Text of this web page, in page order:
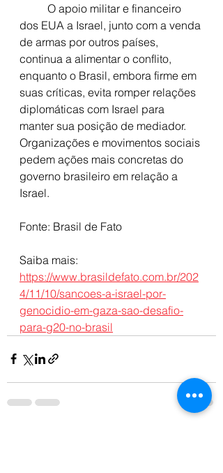
dos EUA a Israel, junto com a venda
de armas por outros países,
continua a alimentar o conflito,
enquanto o Brasil, embora firme em
suas críticas, evita romper relações
diplomáticas com Israel para
manter sua posição de mediador.
Organizações e movimentos sociais
pedem ações mais concretas do
governo brasileiro em relação a
Israel.
Fonte: Brasil de Fato
Saiba mais:
https://www.brasildefato.com.br/202
4/11/10/sancoes-a-israel-por-
genocidio-em-gaza-sao-desafio-
para-g20-no-brasil